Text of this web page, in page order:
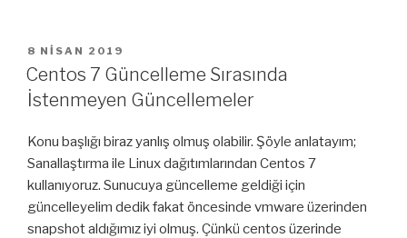
YAYIM
TARIHI
8 NISAN 2019
Centos 7 Güncelleme Sırasında
İstenmeyen Güncellemeler
Konu başlığı biraz yanlış olmuş olabilir. Şöyle anlatayım;
Sanallaştırma ile Linux dağıtımlarından Centos 7
kullanıyoruz. Sunucuya güncelleme geldiği için
güncelleyelim dedik fakat öncesinde vmware üzerinden
snapshot aldığımız iyi olmuş. Çünkü centos üzerinde